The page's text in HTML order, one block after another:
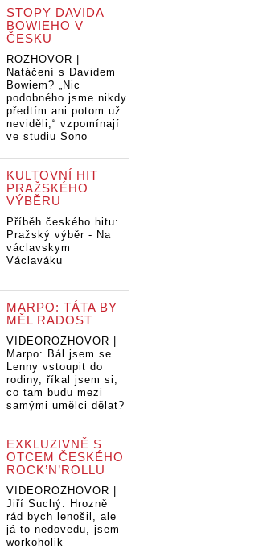
STOPY DAVIDA
BOWIEHO V
ČESKU
ROZHOVOR |
Natáčení s Davidem
Bowiem? „Nic
podobného jsme nikdy
předtím ani potom už
neviděli,“ vzpomínají
ve studiu Sono
KULTOVNÍ HIT
PRAŽSKÉHO
VÝBĚRU
Příběh českého hitu:
Pražský výběr - Na
václavskym
Václaváku
MARPO: TÁTA BY
MĚL RADOST
VIDEOROZHOVOR |
Marpo: Bál jsem se
Lenny vstoupit do
rodiny, říkal jsem si,
co tam budu mezi
samými umělci dělat?
EXKLUZIVNĚ S
OTCEM ČESKÉHO
ROCK’N’ROLLU
VIDEOROZHOVOR |
Jiří Suchý: Hrozně
rád bych lenošil, ale
já to nedovedu, jsem
workoholik